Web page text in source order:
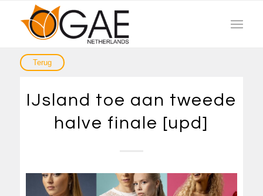
IJsland toe aan tweede
halve finale [upd]